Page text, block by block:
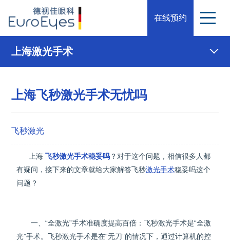
在线预约
上海激光手术
上海飞秒激光手术无忧吗
飞秒激光
上海飞秒激光手术稳妥吗 ？对于这个问题，相信很多人都
有疑问，接下来的文章就给大家解答飞秒激光手术稳妥吗这个
问题？
一、“全激光”手术准确度提高百倍：飞秒激光手术是“全激
光”手术。飞秒激光手术是在“无刀”的情况下，通过计算机的控